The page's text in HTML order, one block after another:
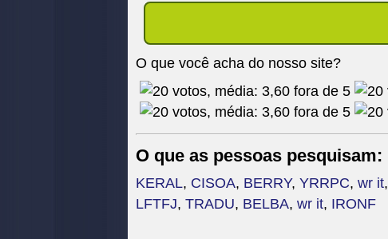
O que você acha do nosso site?
O que as pessoas pesquisam:
KERAL, CISOA, BERRY, YRRPC, wr it,
LFTFJ, TRADU, BELBA, wr it, IRONF